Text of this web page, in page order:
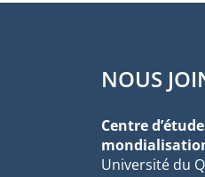
NOUS
Centre
Université du